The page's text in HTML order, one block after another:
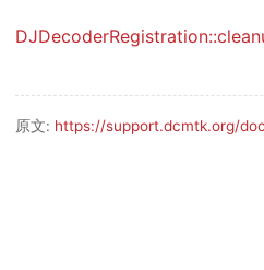
原文: https://support.dcmtk.org/